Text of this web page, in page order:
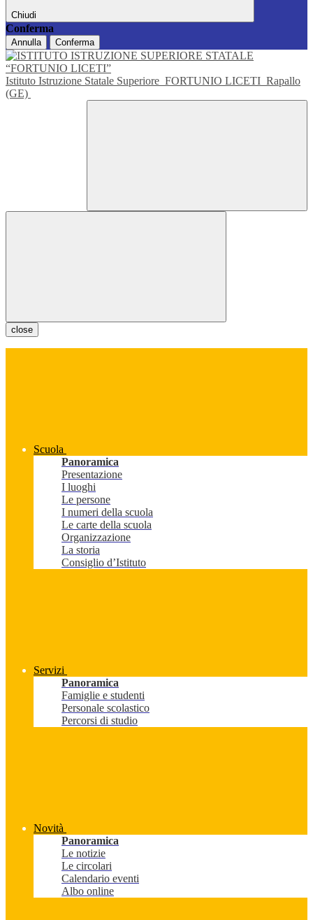
Chiudi
Conferma
Annulla Conferma
Istituto Istruzione Statale Superiore FORTUNIO LICETI Rapallo
(GE)
close
Scuola
Panoramica
Presentazione
I luoghi
Le persone
I numeri della scuola
Le carte della scuola
Organizzazione
La storia
Consiglio d’Istituto
Servizi
Panoramica
Famiglie e studenti
Personale scolastico
Percorsi di studio
Novità
Panoramica
Le notizie
Le circolari
Calendario eventi
Albo online